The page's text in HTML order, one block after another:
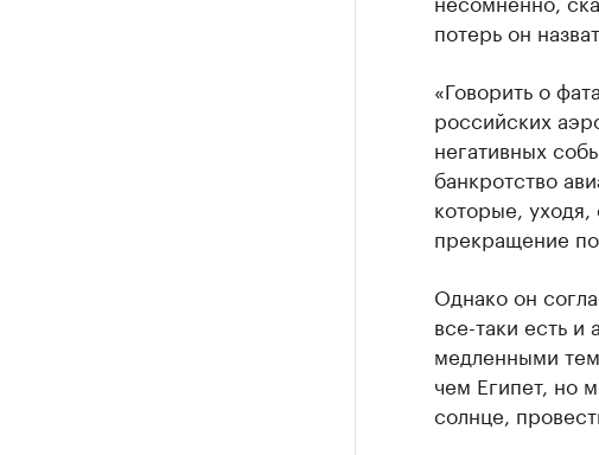
потерь он
«Говорить о
российских
негативных
банкротство
которые,
прекращение
Однако он
все-таки есть и
медленными
чем Египет, но
солнце,